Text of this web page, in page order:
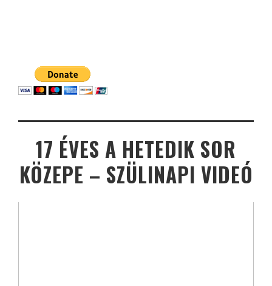
17 ÉVES A HETEDIK SOR
KÖZEPE – SZÜLINAPI VIDEÓ